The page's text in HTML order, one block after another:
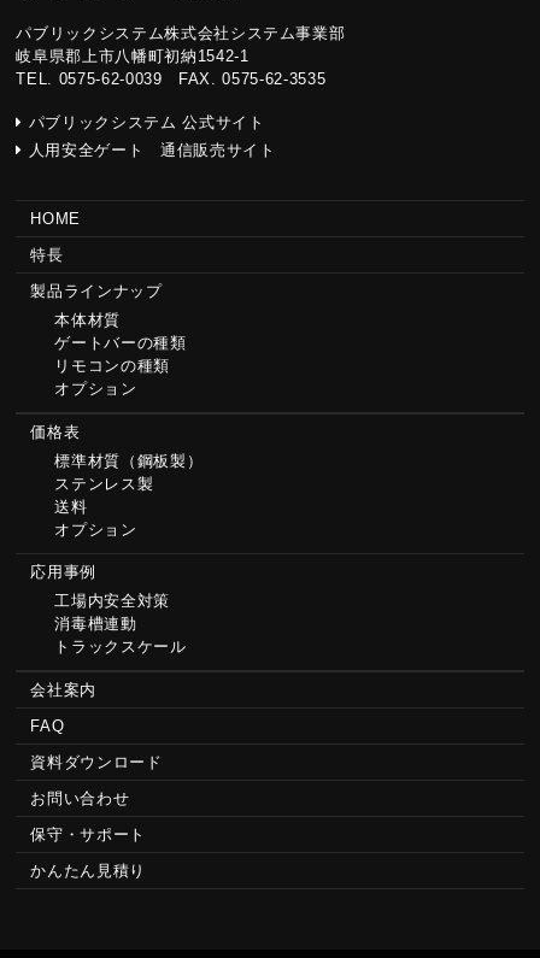
パブリックシステム株式会社システム事業部
岐阜県郡上市八幡町初納1542-1
TEL. 0575-62-0039 FAX. 0575-62-3535
パブリックシステム 公式サイト
人用安全ゲート 通信販売サイト
HOME
特長
製品ラインナップ
本体材質
ゲートバーの種類
リモコンの種類
オプション
価格表
標準材質（鋼板製）
ステンレス製
送料
オプション
応用事例
工場内安全対策
消毒槽連動
トラックスケール
会社案内
FAQ
資料ダウンロード
お問い合わせ
保守・サポート
かんたん見積り